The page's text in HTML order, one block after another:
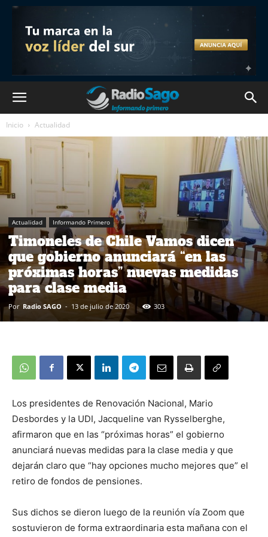
Inicio Actualidad
Actualidad Informando Primero
Timoneles de Chile Vamos dicen
que gobierno anunciará “en las
próximas horas” nuevas medidas
para clase media
Por Radio SAGO - 13 de julio de 2020 303
Los presidentes de Renovación Nacional, Mario
Desbordes y la UDI, Jacqueline van Rysselberghe,
afirmaron que en las “próximas horas” el gobierno
anunciará nuevas medidas para la clase media y que
dejarán claro que “hay opciones mucho mejores que” el
retiro de fondos de pensiones.
Sus dichos se dieron luego de la reunión vía Zoom que
sostuvieron de forma extraordinaria esta mañana con el